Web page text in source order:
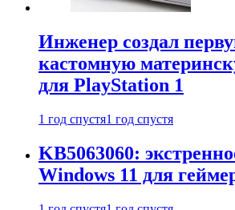
Инженер создал
кастомную
для PlayStation 1
1 год спустя1 год спустя
KB5063060:
Windows 11 для